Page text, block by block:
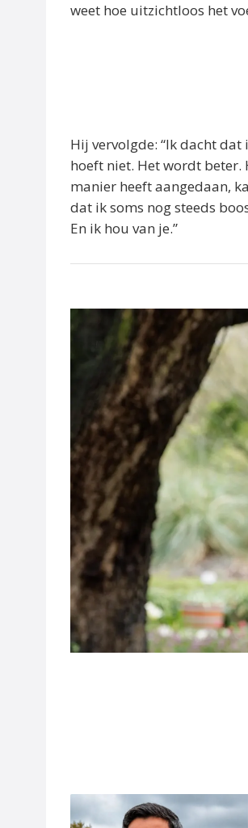
weet hoe uitzichtloos het
Hij vervolgde: “Ik dacht
hoeft niet. Het wordt beter.
manier heeft aangedaan,
dat ik soms nog steeds
En ik hou van je.”